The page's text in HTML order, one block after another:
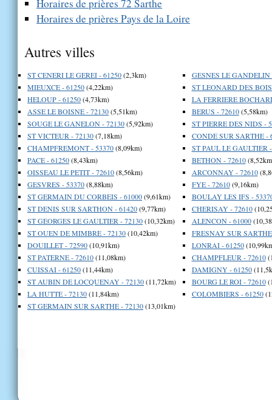
Horaires de prières 72 Sarthe
Horaires de prières Pays de la Loire
Autres villes
ST CENERI LE GEREI - 61250(2,3km)
MIEUXCE - 61250(4,22km)
HELOUP - 61250(4,73km)
ASSE LE BOISNE - 72130(5,51km)
SOUGE LE GANELON - 72130(5,92km)
ST VICTEUR - 72130(7,18km)
CHAMPFREMONT - 53370(8,09km)
PACE - 61250(8,43km)
OISSEAU LE PETIT - 72610(8,56km)
GESVRES - 53370(8,88km)
ST GERMAIN DU CORBEIS - 61000(9,61km)
ST DENIS SUR SARTHON - 61420(9,77km)
ST GEORGES LE GAULTIER - 72130(10,32km)
ST OUEN DE MIMBRE - 72130(10,42km)
DOUILLET - 72590(10,91km)
ST PATERNE - 72610(11,08km)
CUISSAI - 61250(11,44km)
ST AUBIN DE LOCQUENAY - 72130(11,72km)
LA HUTTE - 72130(11,84km)
ST GERMAIN SUR SARTHE - 72130(13,01km)
GESNES LE GANDELIN
ST LEONARD DES
LA FERRIERE
BERUS - 72610(5,58km)
ST PIERRE DES NIDS -
CONDE SUR SARTHE -
ST PAUL LE GAULTIER
BETHON - 72610
ARCONNAY - 72610
FYE - 72610(9,16km)
BOULAY LES IFS -
CHERISAY - 72610
ALENCON - 61000
FRESNAY SUR
LONRAI - 61250
CHAMPFLEUR - 72610
DAMIGNY - 61250
BOURG LE ROI - 72610
COLOMBIERS - 61250